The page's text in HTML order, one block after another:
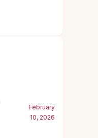
February
10, 2026